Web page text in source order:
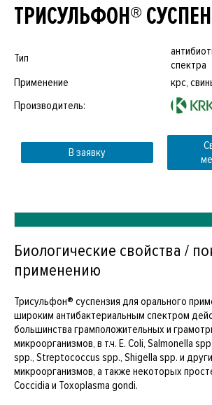
ТРИСУЛЬФОН®
Тип
спектра
Применение
крс,
Производитель:
В заявку
Биологические свойства /
применению
Трисульфон® суспензия для орального
широким антибактериальным спектром
большинства грамположительных и
микроорганизмов, в т.ч. E. Coli, Salmonella
spp., Streptococcus spp., Shigella spp. и
микроорганизмов, а также некоторых
Coccidia и Toxoplasma gondi.